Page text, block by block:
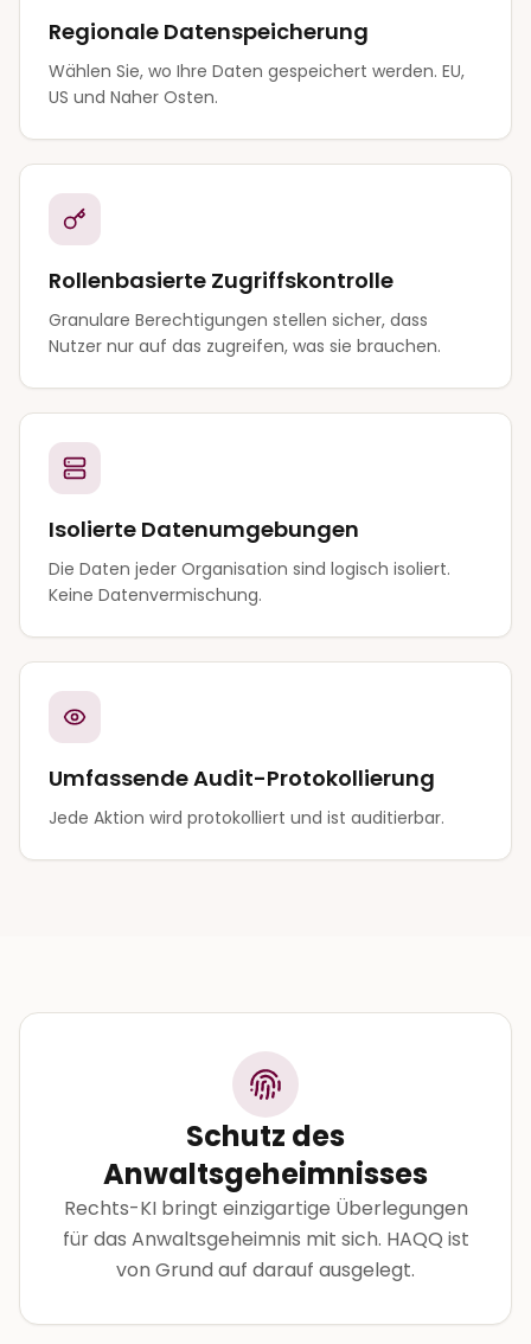
Regionale Datenspeicherung
Wählen Sie, wo Ihre Daten gespeichert werden. EU,
US und Naher Osten.
Rollenbasierte Zugriffskontrolle
Granulare Berechtigungen stellen sicher, dass
Nutzer nur auf das zugreifen, was sie brauchen.
Isolierte Datenumgebungen
Die Daten jeder Organisation sind logisch isoliert.
Keine Datenvermischung.
Umfassende Audit-Protokollierung
Jede Aktion wird protokolliert und ist auditierbar.
Schutz des
Anwaltsgeheimnisses
Rechts-KI bringt einzigartige Überlegungen
für das Anwaltsgeheimnis mit sich. HAQQ ist
von Grund auf darauf ausgelegt.